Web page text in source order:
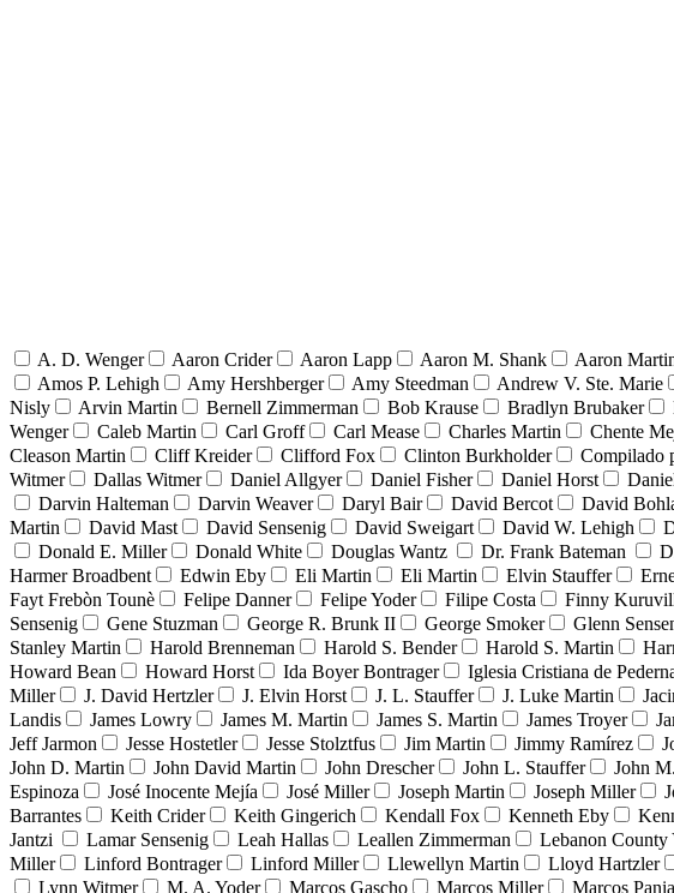
A. D. Wenger Aaron Crider Aaron Lapp Aaron M. Shank Aaron
Amos P. Lehigh
Amy Hershberger Amy Steedman Andrew V. Ste. Marie
Nisly
Arvin Martin Bernell Zimmerman Bob Krause Bradlyn Brubaker
Wenger
Caleb Martin Carl Groff Carl Mease Charles Martin Chente
Cleason Martin
Cliff Kreider Clifford Fox Clinton Burkholder Compilado
Witmer
Dallas Witmer Daniel Allgyer Daniel Fisher Daniel Horst
Darvin Halteman
Darvin Weaver Daryl Bair David Bercot David
Martin
David Mast David Sensenig David Sweigart David W. Lehigh
Donald E. Miller
Donald White Douglas Wantz Dr. Frank Bateman
Harmer Broadbent
Edwin Eby Eli Martin Eli Martin Elvin Stauffer
Fayt Frebòn Tounè
Felipe Danner Felipe Yoder Filipe Costa Finny
Sensenig
Gene Stuzman George R. Brunk II George Smoker Glenn
Stanley Martin
Harold Brenneman Harold S. Bender Harold S. Martin
Howard Bean
Howard Horst Ida Boyer Bontrager Iglesia Cristiana de
Miller
J. David Hertzler J. Elvin Horst J. L. Stauffer J. Luke Martin
Landis
James Lowry James M. Martin James S. Martin James Troyer
Jeff Jarmon
Jesse Hostetler Jesse Stolztfus Jim Martin Jimmy Ramírez
John D. Martin
John David Martin John Drescher John L. Stauffer John
Espinoza
José Inocente Mejía José Miller Joseph Martin Joseph Miller
Barrantes
Keith Crider Keith Gingerich Kendall Fox Kenneth Eby
Jantzi
Lamar Sensenig Leah Hallas Leallen Zimmerman Lebanon County
Miller
Linford Bontrager Linford Miller Llewellyn Martin Lloyd Hartzler
Lynn Witmer
M. A. Yoder Marcos Gascho Marcos Miller Marcos